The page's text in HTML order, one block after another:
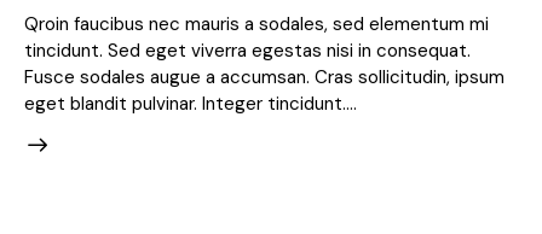
Qroin faucibus nec mauris a sodales, sed elementum mi
tincidunt. Sed eget viverra egestas nisi in consequat.
Fusce sodales augue a accumsan. Cras sollicitudin, ipsum
eget blandit pulvinar. Integer tincidunt.…